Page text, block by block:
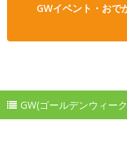
GWイベント・おで
GW(ゴールデンウィー